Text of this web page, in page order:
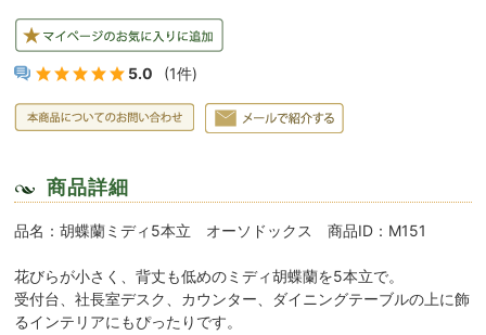
5.0 (1件)
商品詳細
品名：胡蝶蘭ミディ5本立 オーソドックス 商品ID：M151
花びらが小さく、背丈も低めのミディ胡蝶蘭を5本立で。
受付台、社長室デスク、カウンター、ダイニングテーブルの上に飾
るインテリアにもぴったりです。